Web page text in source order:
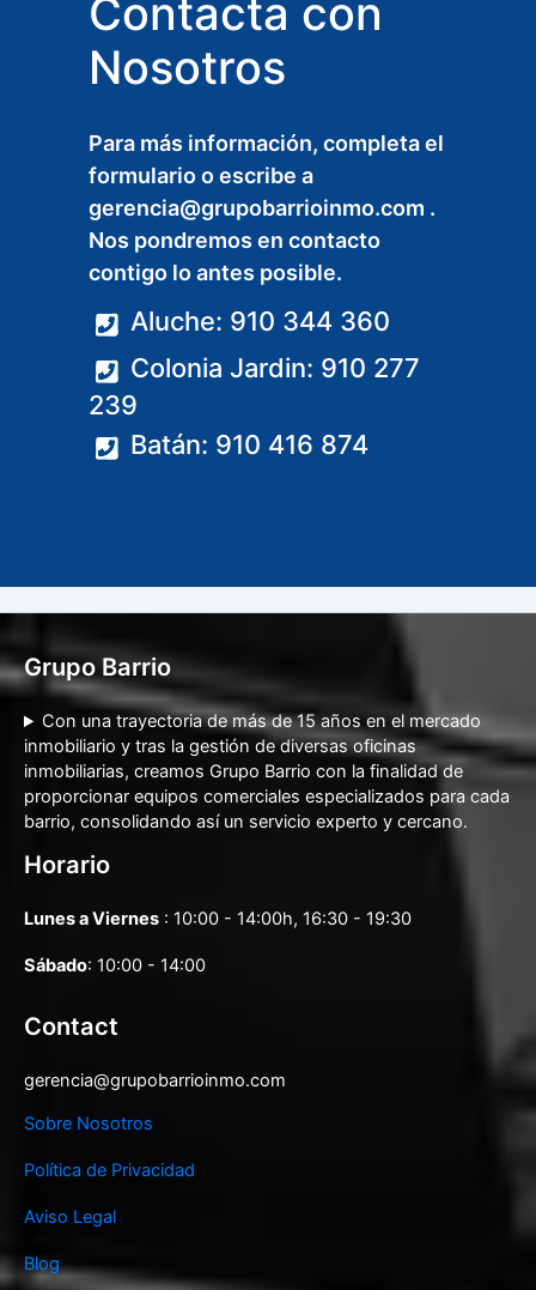
Contacta con
Nosotros
Para más información, completa el
formulario o escribe a
gerencia@grupobarrioinmo.com .
Nos pondremos en contacto
contigo lo antes posible.
Aluche: 910 344 360
Colonia Jardin: 910 277
239
Batán: 910 416 874
Grupo Barrio
Con una trayectoria de más de 15 años en el mercado
inmobiliario y tras la gestión de diversas oficinas
inmobiliarias, creamos Grupo Barrio con la finalidad de
proporcionar equipos comerciales especializados para cada
barrio, consolidando así un servicio experto y cercano.
Horario
Lunes a Viernes : 10:00 - 14:00h, 16:30 - 19:30
Sábado: 10:00 - 14:00
Contact
gerencia@grupobarrioinmo.com
Sobre Nosotros
Política de Privacidad
Aviso Legal
Blog